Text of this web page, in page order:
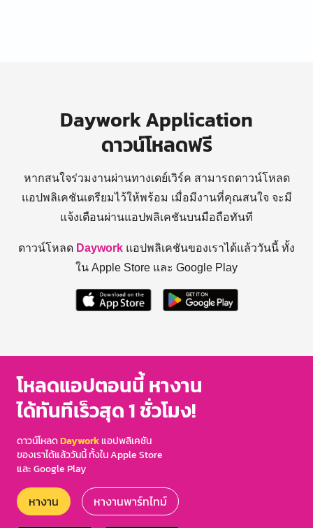
Daywork Application
ดาวน์โหลดฟรี
หากสนใจร่วมงานผ่านทางเดย์เวิร์ค สามารถดาวน์โหลด
แอปพลิเคชันเตรียมไว้ให้พร้อม เมื่อมีงานที่คุณสนใจ จะมี
แจ้งเตือนผ่านแอปพลิเคชันบนมือถือทันที
ดาวน์โหลด Daywork แอปพลิเคชันของเราได้แล้ววันนี้ ทั้ง
ใน Apple Store และ Google Play
โหลดแอปตอนนี้ หางาน
ได้ทันทีเร็วสุด 1 ชั่วโมง!
ดาวน์โหลดDayworkแอปพลิเคชัน
ของเราได้แล้ววันนี้ ทั้งใน Apple Store
และ Google Play
หางาน หางานพาร์ทไทม์